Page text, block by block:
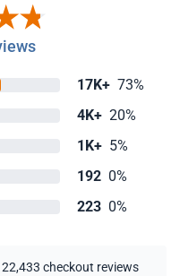
17K+ 73%
4K+ 20%
1K+ 5%
192 0%
223 0%
checkout reviews